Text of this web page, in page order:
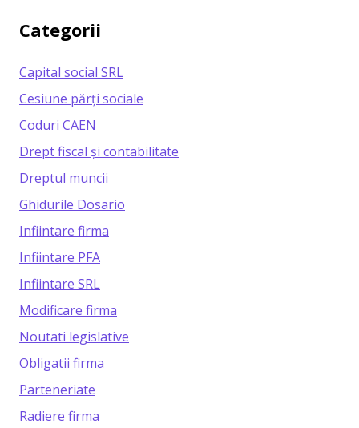
Categorii
Capital social SRL
Cesiune părți sociale
Coduri CAEN
Drept fiscal și contabilitate
Dreptul muncii
Ghidurile Dosario
Infiintare firma
Infiintare PFA
Infiintare SRL
Modificare firma
Noutati legislative
Obligatii firma
Parteneriate
Radiere firma